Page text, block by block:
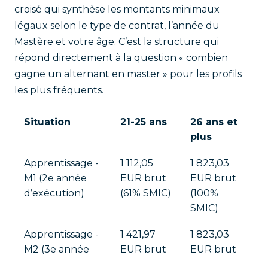
croisé qui synthèse les montants minimaux
légaux selon le type de contrat, l’année du
Mastère et votre âge. C’est la structure qui
répond directement à la question « combien
gagne un alternant en master » pour les profils
les plus fréquents.
Situation 21-25 ans
26 ans et
plus
Apprentissage -
M1 (2e année
d’exécution)
1 112,05
EUR brut
(61% SMIC)
1 823,03
EUR brut
(100%
SMIC)
Apprentissage -
M2 (3e année
1 421,97
EUR brut
1 823,03
EUR brut